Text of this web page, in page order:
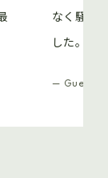
なく騒げ
した。
— Guest,